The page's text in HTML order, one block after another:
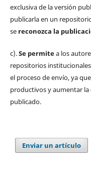
exclusiva de la versión
publicarla en un
sereconozca la
c).Se permitea los
repositorios
el proceso de envío, ya
productivos y aumentar
publicado.
Enviar un artículo